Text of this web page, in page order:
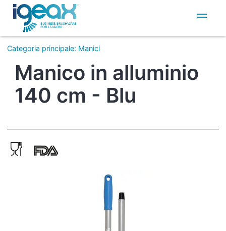
IT
EN
Categoria principale: Manici
Manico in alluminio
140 cm - Blu